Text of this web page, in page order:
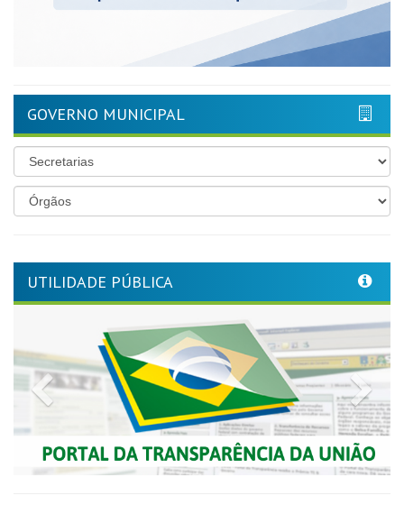
GOVERNO MUNICIPAL
UTILIDADE PÚBLICA
Previous